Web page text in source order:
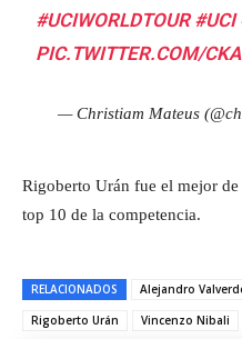
#UCIWORLDTOUR #UCI
PIC.TWITTER.COM/
— Christiam Mateus
Rigoberto Urán fue el mejor
top 10 de la competencia.
RELACIONADOS Alejandro
Rigoberto Urán
Vincenzo Nibali